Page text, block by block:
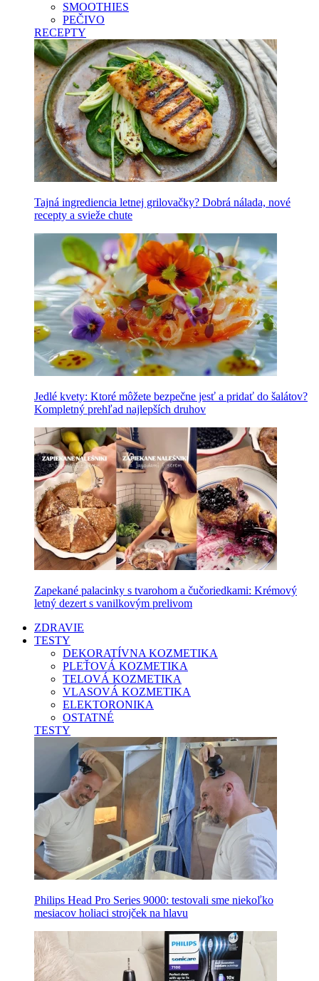
SMOOTHIES
PEČIVO
RECEPTY
Tajná ingrediencia letnej grilovačky? Dobrá nálada, nové
recepty a svieže chute
Jedlé kvety: Ktoré môžete bezpečne jesť a pridať do šalátov?
Kompletný prehľad najlepších druhov
Zapekané palacinky s tvarohom a čučoriedkami: Krémový
letný dezert s vanilkovým prelivom
ZDRAVIE
TESTY
DEKORATÍVNA KOZMETIKA
PLEŤOVÁ KOZMETIKA
TELOVÁ KOZMETIKA
VLASOVÁ KOZMETIKA
ELEKTORONIKA
OSTATNÉ
TESTY
Philips Head Pro Series 9000: testovali sme niekoľko
mesiacov holiaci strojček na hlavu